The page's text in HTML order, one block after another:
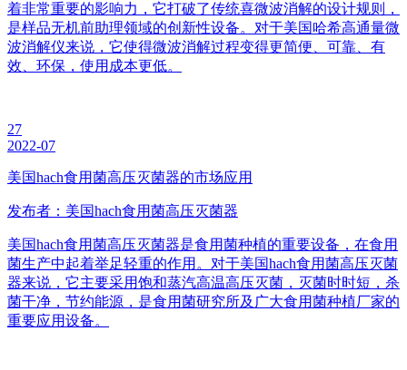
着非常重要的影响力，它打破了传统喜微波消解的设计规则，
是样品无机前助理领域的创新性设备。对于美国哈希高通量微
波消解仪来说，它使得微波消解过程变得更简便、可靠、有
效、环保，使用成本更低。
27
2022-07
美国hach食用菌高压灭菌器的市场应用
发布者：美国hach食用菌高压灭菌器
美国hach食用菌高压灭菌器是食用菌种植的重要设备，在食用
菌生产中起着举足轻重的作用。对于美国hach食用菌高压灭菌
器来说，它主要采用饱和蒸汽高温高压灭菌，灭菌时时短，杀
菌干净，节约能源，是食用菌研究所及广大食用菌种植厂家的
重要应用设备。